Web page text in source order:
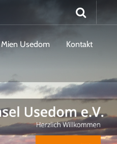
Mien Usedom Kontakt